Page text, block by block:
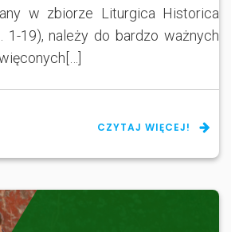
w zbiorze Liturgica Historica
1-19), należy do bardzo ważnych
CZYTAJ WIĘCEJ!